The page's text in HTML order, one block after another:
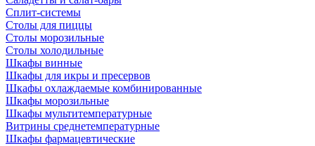
Сплит-системы
Столы для пиццы
Столы морозильные
Столы холодильные
Шкафы винные
Шкафы для икры и пресервов
Шкафы охлаждаемые комбинированные
Шкафы морозильные
Шкафы мультитемпературные
Витрины среднетемпературные
Шкафы фармацевтические